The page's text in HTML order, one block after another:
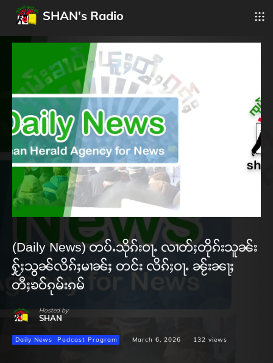
SHAN's Radio
(Daily News) တပ်ႉသိုၵ်းဝႃႉ လၢတ်ႈတိုၵ်းသူၼ်း
ႁႂ်ႈသွၼ်လိၵ်ႈမၢၼ်ႈ တင်း လိၵ်ႈဝႃႉ ၼႂ်းၼႃႈ
တီႈၶဝ်ၵုမ်းၵမ်
Hosted by
SHAN
Daily News Podcast Program March 6, 2026 132 views